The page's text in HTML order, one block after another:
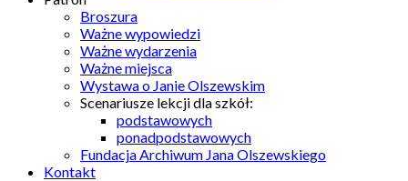
Broszura
Ważne wypowiedzi
Ważne wydarzenia
Ważne miejsca
Wystawa o Janie Olszewskim
Scenariusze lekcji dla szkół:
podstawowych
ponadpodstawowych
Fundacja Archiwum Jana Olszewskiego
Kontakt